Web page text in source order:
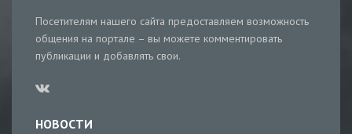
Посетителям нашего сайта предоставляем возможность
общения на портале – вы можете комментировать
публикации и добавлять свои.
НОВОСТИ